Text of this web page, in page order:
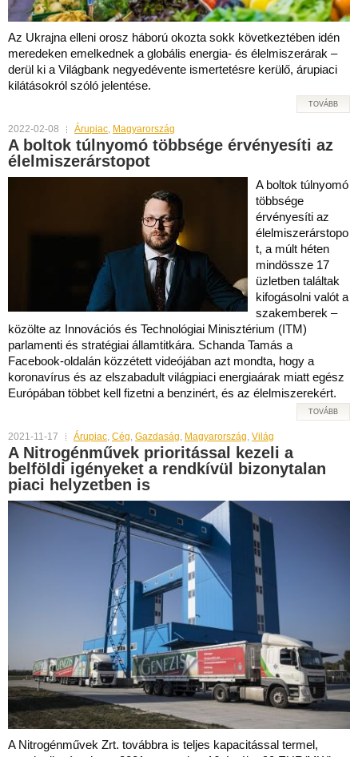
Az Ukrajna elleni orosz háború okozta sokk következtében idén
meredeken emelkednek a globális energia- és élelmiszerárak –
derül ki a Világbank negyedévente ismertetésre kerülő, árupiaci
kilátásokról szóló jelentése.
TOVÁBB
2022-02-08 Árupiac, Magyarország
A boltok túlnyomó többsége érvényesíti az
élelmiszerárstopot
A boltok túlnyomó
többsége
érvényesíti az
élelmiszerárstopo
t, a múlt héten
mindössze 17
üzletben találtak
kifogásolni valót a
szakemberek –
közölte az Innovációs és Technológiai Minisztérium (ITM)
parlamenti és stratégiai államtitkára. Schanda Tamás a
Facebook-oldalán közzétett videójában azt mondta, hogy a
koronavírus és az elszabadult világpiaci energiaárak miatt egész
Európában többet kell fizetni a benzinért, és az élelmiszerekért.
TOVÁBB
2021-11-17 Árupiac, Cég, Gazdaság, Magyarország, Világ
A Nitrogénművek prioritással kezeli a
belföldi igényeket a rendkívül bizonytalan
piaci helyzetben is
A Nitrogénművek Zrt. továbbra is teljes kapacitással termel,